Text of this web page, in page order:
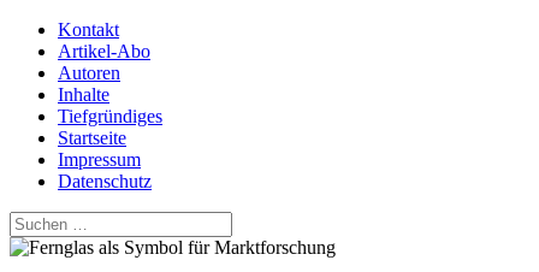
Kontakt
Artikel-Abo
Autoren
Inhalte
Tiefgründiges
Startseite
Impressum
Datenschutz
Suchen
nach: